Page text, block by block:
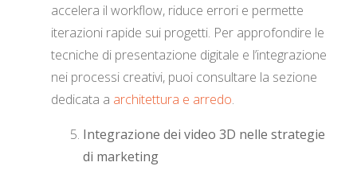
accelera il workflow, riduce errori e permette
iterazioni rapide sui progetti. Per approfondire le
tecniche di presentazione digitale e l’integrazione
nei processi creativi, puoi consultare la sezione
dedicata a architettura e arredo.
Integrazione dei video 3D nelle strategie
di marketing